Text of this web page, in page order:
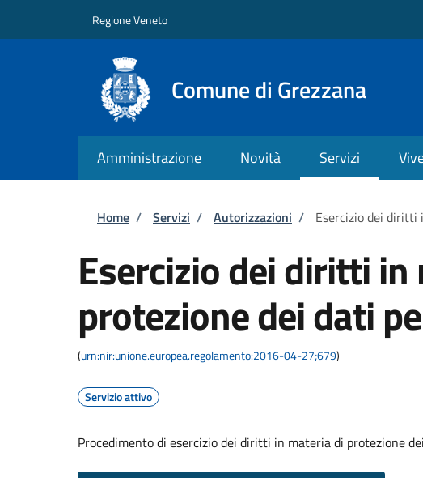
Regione Veneto
Comune di Grezzana
Amministrazione Novità Servizi
Briciole di pane
Home / Servizi / Autorizzazioni / Esercizio dei diritti
Esercizio dei diritti
protezione dei dati
(urn:nir:unione.europea.regolamento:2016-04-27;679)
Servizio attivo
Procedimento di esercizio dei diritti in materia di protezione